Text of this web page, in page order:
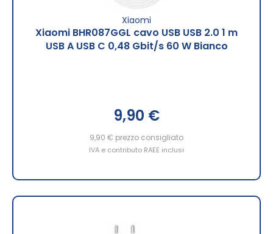
Xiaomi
Xiaomi BHR087GGL cavo USB USB 2.0 1 m
USB A USB C 0,48 Gbit/s 60 W Bianco
9,90 €
9,90 € prezzo consigliato
IVA e contributo RAEE inclusi